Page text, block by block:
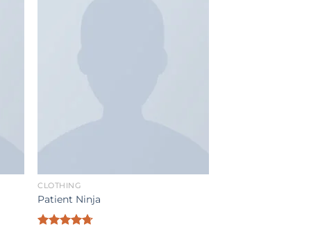
CLOTHING
Patient Ninja